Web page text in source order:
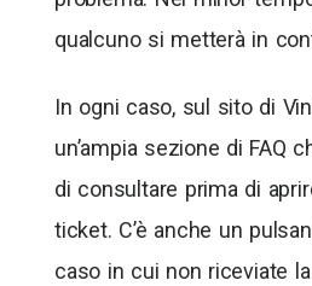
qualcuno si metterà in
In ogni caso, sul sito di
un’ampia sezione di FAQ
di consultare prima di
ticket. C’è anche un
caso in cui non riceviate